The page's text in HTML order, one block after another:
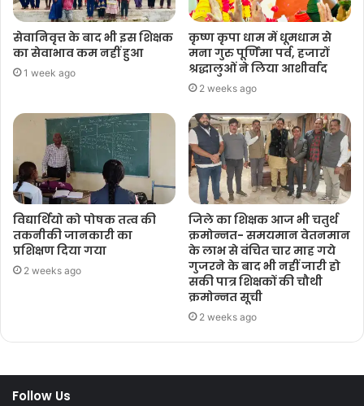
सेवानिवृत्त के बाद भी इस शिक्षक
का सेवाभाव कम नहीं हुआ
1 week ago
कृष्ण कृपा धाम में धूमधाम से
मना गुरु पूर्णिमा पर्व, हजारों
श्रद्धालुओं ने लिया आशीर्वाद
2 weeks ago
विद्यार्थियो को पोषक तत्व की
तकनीकी जानकारी का
प्रशिक्षण दिया गया
2 weeks ago
जिले का शिक्षक आज भी चतुर्थ
क्रमोन्नत- समयमान वेतनमान
के लाभ से वंचित चार माह गये
गुजरने के बाद भी नहीं जारी हो
सकी पात्र शिक्षकों की चौथी
क्रमोन्नत सूची
2 weeks ago
Follow Us